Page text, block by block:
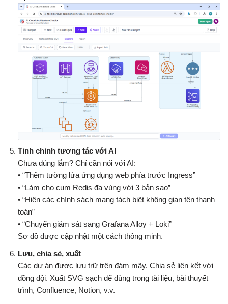
Tinh chỉnh tương tác với AI
Chưa đúng lắm? Chỉ cần nói với AI:
• “Thêm tường lửa ứng dụng web phía trước Ingress”
• “Làm cho cụm Redis đa vùng với 3 bản sao”
• “Hiện các chính sách mạng tách biệt không gian tên thanh
toán”
• “Chuyển giám sát sang Grafana Alloy + Loki”
Sơ đồ được cập nhật một cách thông minh.
Lưu, chia sẻ, xuất
Các dự án được lưu trữ trên đám mây. Chia sẻ liên kết với
đồng đội. Xuất SVG sạch để dùng trong tài liệu, bài thuyết
trình, Confluence, Notion, v.v.